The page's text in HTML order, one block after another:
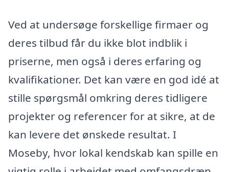
Ved at undersøge forskellige firmaer og
deres tilbud får du ikke blot indblik i
priserne, men også i deres erfaring og
kvalifikationer. Det kan være en god idé at
stille spørgsmål omkring deres tidligere
projekter og referencer for at sikre, at de
kan levere det ønskede resultat. I
Moseby, hvor lokal kendskab kan spille en